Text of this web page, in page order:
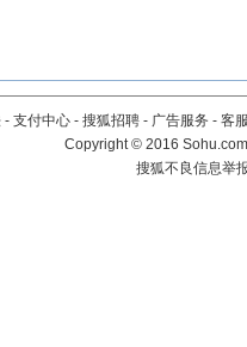
- 支付中心 - 搜狐招聘 - 广告服务 - 客
Copyright©2016
搜狐不良信息举